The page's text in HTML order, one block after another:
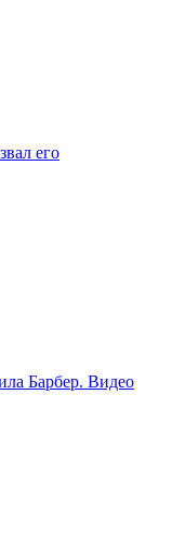
его
Барбер. Видео